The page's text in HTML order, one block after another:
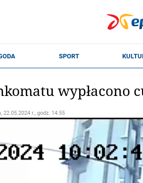
wypłacono
22.05.2024 r., godz. 14.55